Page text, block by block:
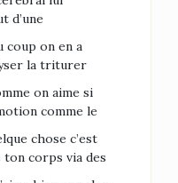
d’une
coup on en a
la triturer
on aime si
comme le
chose c’est
ton corps via des